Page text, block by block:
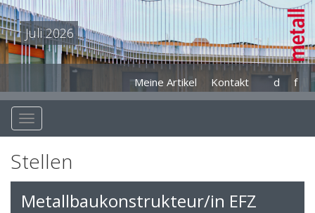
Juli 2026
Meine Artikel Kontakt d f
Stellen
Metallbaukonstrukteur/in EFZ